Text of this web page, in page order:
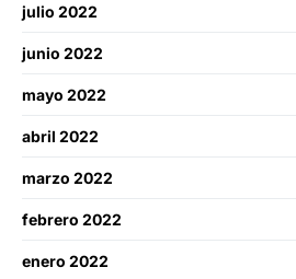
julio 2022
junio 2022
mayo 2022
abril 2022
marzo 2022
febrero 2022
enero 2022